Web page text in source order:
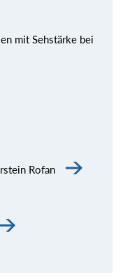
mit Sehstärke bei
Rofan